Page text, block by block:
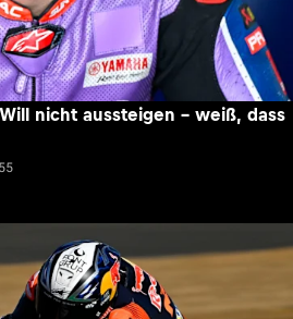
nicht aussteigen – weiß, dass